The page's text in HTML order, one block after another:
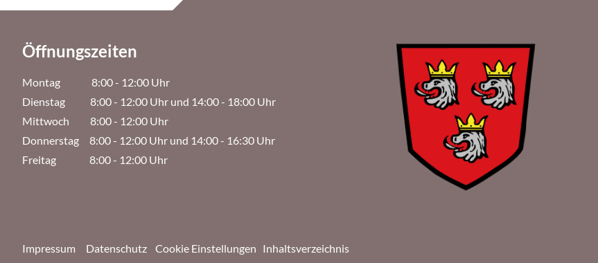
Öffnungszeiten
Montag 8:00 - 12:00 Uhr
Dienstag 8:00 - 12:00 Uhr und 14:00 - 18:00 Uhr
Mittwoch 8:00 - 12:00 Uhr
Donnerstag 8:00 - 12:00 Uhr und 14:00 - 16:30 Uhr
Freitag 8:00 - 12:00 Uhr
Impressum Datenschutz Cookie Einstellungen Inhaltsverzeichnis